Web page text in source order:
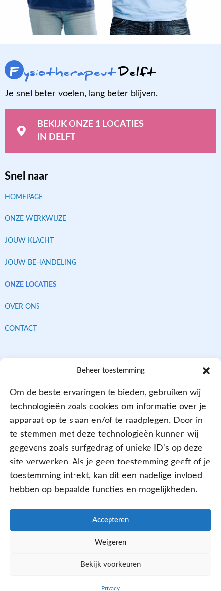
Beheer toestemming
Om de beste ervaringen te bieden, gebruiken wij
technologieën zoals cookies om informatie over je
apparaat op te slaan en/of te raadplegen. Door in
te stemmen met deze technologieën kunnen wij
gegevens zoals surfgedrag of unieke ID's op deze
site verwerken. Als je geen toestemming geeft of je
toestemming intrekt, kan dit een nadelige invloed
hebben op bepaalde functies en mogelijkheden.
Accepteren
Weigeren
Bekijk voorkeuren
Privacy
F ysiotherapeutDelft
Je snel beter voelen, lang beter blijven.
BEKIJK ONZE 1 LOCATIES
IN DELFT
Snel naar
HOMEPAGE
ONZE WERKWIJZE
JOUW KLACHT
JOUW BEHANDELING
ONZE LOCATIES
OVER ONS
CONTACT
Contracten met alle verzekeraars
Aangesloten bij
PRIVACY- EN COOKIE POLICY
WE ZIJN ONLINE